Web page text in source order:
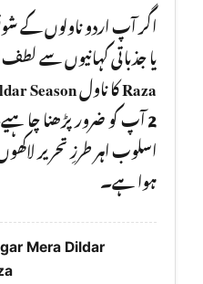
اگر آپ اردو ناولوں کے
یا جذباتی کہانیوں سے
Razaکا ناولSeason
2
اسلوب اہر طرزِ تحریر
ہوا ہے۔
Mera Dildar